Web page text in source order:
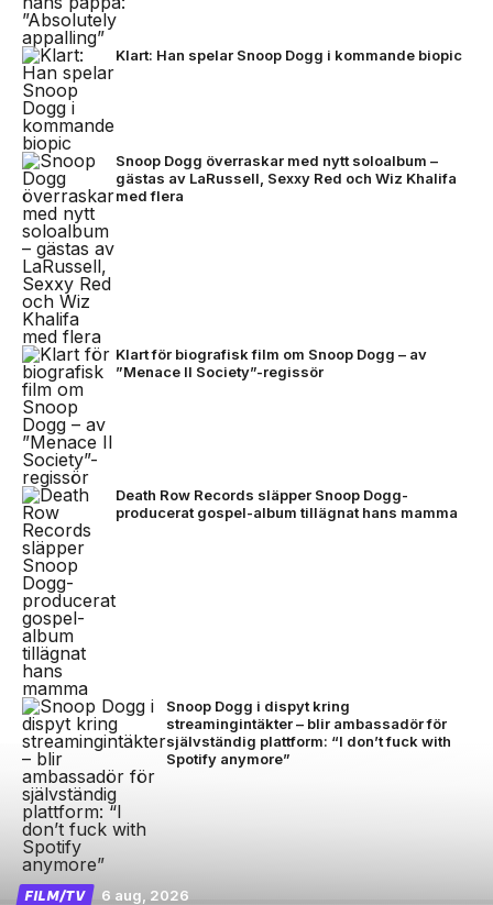
Klart: Han spelar Snoop Dogg i kommande biopic
Snoop Dogg överraskar med nytt soloalbum –
gästas av LaRussell, Sexxy Red och Wiz Khalifa
med flera
Klart för biografisk film om Snoop Dogg – av
”Menace II Society”-regissör
Death Row Records släpper Snoop Dogg-
producerat gospel-album tillägnat hans mamma
Snoop Dogg i dispyt kring
streamingintäkter – blir ambassadör för
självständig plattform: “I don’t fuck with
Spotify anymore”
FILM/TV 6 aug, 2026